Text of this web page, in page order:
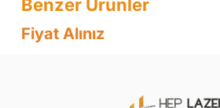
Fiyat Alınız